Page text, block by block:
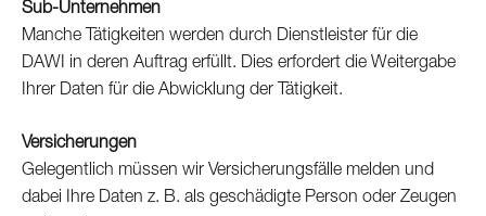
Sub-Unternehmen
Manche Tätigkeiten werden durch Dienstleister für die
DAWI in deren Auftrag erfüllt. Dies erfordert die Weitergabe
Ihrer Daten für die Abwicklung der Tätigkeit.
Versicherungen
Gelegentlich müssen wir Versicherungsfälle melden und
dabei Ihre Daten z. B. als geschädigte Person oder Zeugen